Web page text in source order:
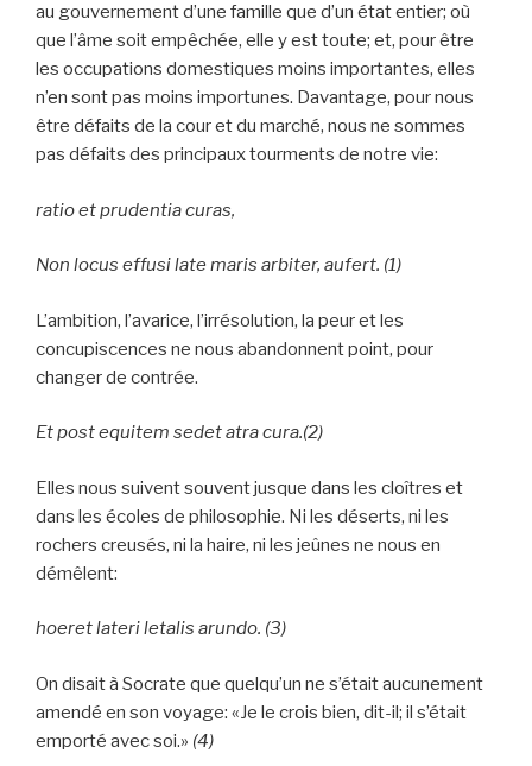
au gouvernement d’une famille que d’un état entier; où
que l’âme soit empêchée, elle y est toute; et, pour être
les occupations domestiques moins importantes, elles
n’en sont pas moins importunes. Davantage, pour nous
être défaits de la cour et du marché, nous ne sommes
pas défaits des principaux tourments de notre vie:
ratio et prudentia curas,
Non locus effusi late maris arbiter, aufert. (1)
L’ambition, l’avarice, l’irrésolution, la peur et les
concupiscences ne nous abandonnent point, pour
changer de contrée.
Et post equitem sedet atra cura.(2)
Elles nous suivent souvent jusque dans les cloîtres et
dans les écoles de philosophie. Ni les déserts, ni les
rochers creusés, ni la haire, ni les jeûnes ne nous en
démêlent:
hoeret lateri letalis arundo. (3)
On disait à Socrate que quelqu’un ne s’était aucunement
amendé en son voyage: «Je le crois bien, dit-il; il s’était
emporté avec soi.» (4)